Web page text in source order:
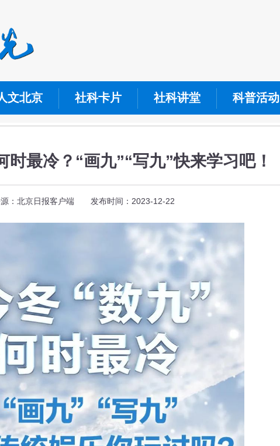
文北京 社科卡片 社科讲堂 科普活动
时最冷？“画九”“写九”快来学习吧！
：北京日报客户端 发布时间：2023-12-22